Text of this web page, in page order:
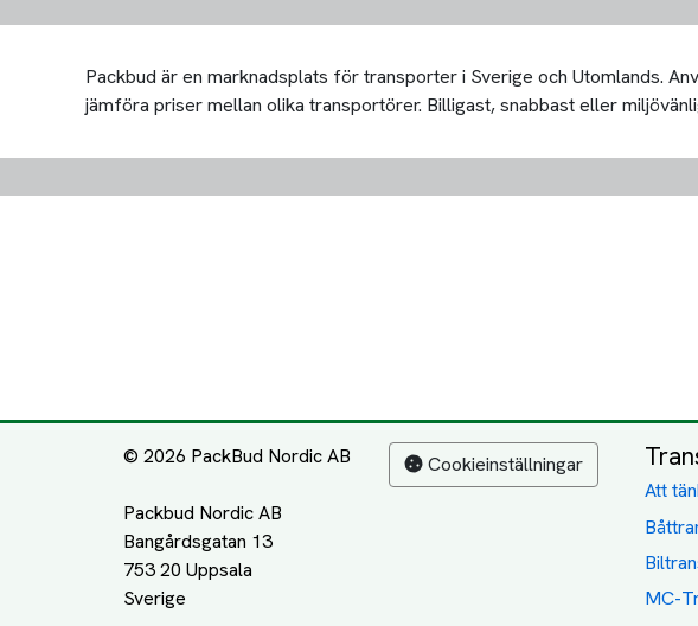
Packbud är en marknadsplats för transporter i Sverige och Utomlands.
jämföra priser mellan olika transportörer. Billigast, snabbast eller
© 2026 PackBud Nordic AB
Packbud Nordic AB
Bangårdsgatan 13
753 20 Uppsala
Cookieinställningar
Att
MC-